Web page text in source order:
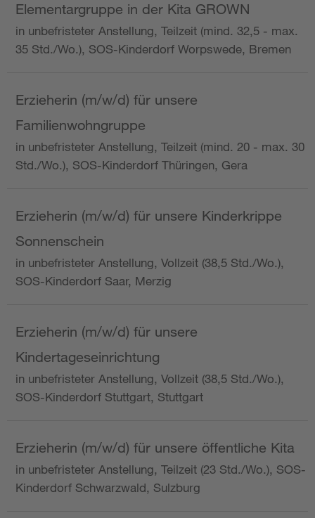
Elementargruppe in der Kita GROWN
in unbefristeter Anstellung, Teilzeit (mind. 32,5 - max.
35 Std./Wo.), SOS-Kinderdorf Worpswede, Bremen
Erzieherin (m/w/d) für unsere
Familienwohngruppe
in unbefristeter Anstellung, Teilzeit (mind. 20 - max. 30
Std./Wo.), SOS-Kinderdorf Thüringen, Gera
Erzieherin (m/w/d) für unsere Kinderkrippe
Sonnenschein
in unbefristeter Anstellung, Vollzeit (38,5 Std./Wo.),
SOS-Kinderdorf Saar, Merzig
Erzieherin (m/w/d) für unsere
Kindertageseinrichtung
in unbefristeter Anstellung, Vollzeit (38,5 Std./Wo.),
SOS-Kinderdorf Stuttgart, Stuttgart
Erzieherin (m/w/d) für unsere öffentliche Kita
in unbefristeter Anstellung, Teilzeit (23 Std./Wo.), SOS-
Kinderdorf Schwarzwald, Sulzburg